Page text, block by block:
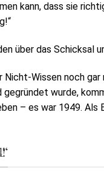
kann, dass sie
über das Schicksal
Nicht-Wissen noch
wurde,
– es war 1949.